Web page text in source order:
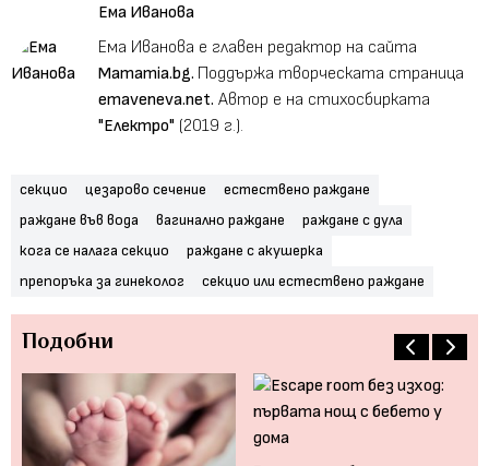
Ема Иванова
Ема Иванова е главен редактор на сайта
Mamamia.bg. Поддържа творческата страница
emaveneva.net. Автор е на стихосбирката
"Електро" (2019 г.).
секцио цезарово сечение
естествено раждане
раждане във вода
вагинално раждане
раждане с дула
кога се налага секцио
раждане с акушерка
препоръка за гинеколог
секцио или естествено раждане
Подобни